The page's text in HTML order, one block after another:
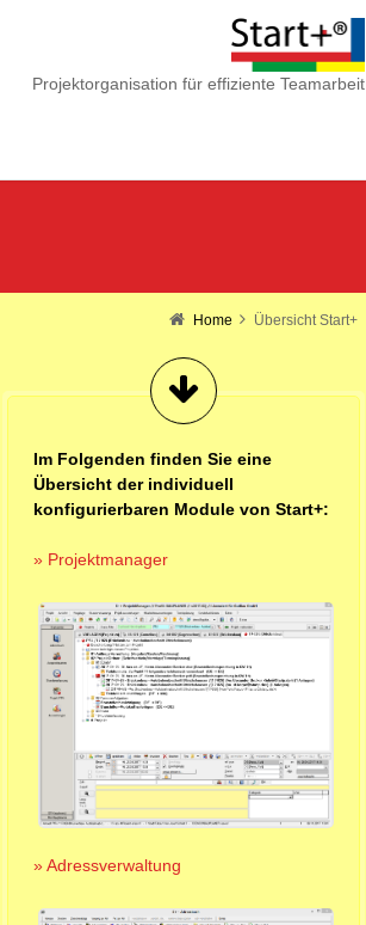
Projektorganisation für effiziente Teamarbeit
Home Übersicht Start+
Im Folgenden finden Sie eine
Übersicht der individuell
konfigurierbaren Module von Start+:
» Projektmanager
» Adressverwaltung